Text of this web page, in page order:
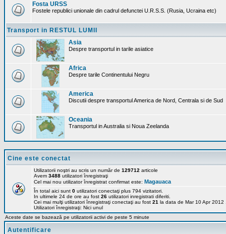
Fosta URSS
Fostele republici unionale din cadrul defunctei U.R.S.S. (Rusia, Ucraina etc)
Transport in RESTUL LUMII
Asia
Despre transportul in tarile asiatice
Africa
Despre tarile Continentului Negru
America
Discutii despre transportul America de Nord, Centrala si de Sud
Oceania
Transportul in Australia si Noua Zeelanda
Cine este conectat
Utilizatorii noştri au scris un număr de 129712 articole
Avem 3488 utilizatori înregistraţi
Cel mai nou utilizator înregistrat confirmat este: Magauaca
În total aici sunt 0 utilizatori conectaţi plus 794 vizitatori.
In ultimele 24 de ore au fost 26 utilizatori inregistrati diferiti.
Cei mai mulţi utilizatori înregistraţi conectaţi au fost 21 la data de Mar 10 Apr 2012
Utilizatori înregistraţi: Nici unul
Aceste date se bazează pe utilizatorii activi de peste 5 minute
Autentificare